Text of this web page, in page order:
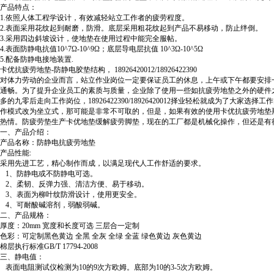
产品特点：
1.依照人体工程学设计，有效减轻站立工作者的疲劳程度。
2.表面采用花纹起到耐磨，防滑。底层采用粗花纹起到产品不易移动，防止绊倒。
3.采用四边斜坡设计，使地垫在使用过程中能完全服帖。
4.表面防静电抗值10^7Ω-10^9Ω；底层导电层抗值 10^3Ω-10^5Ω
5.配备防静电接地装置.
卡优抗疲劳地垫-防静电胶垫结构， 18926420012/18926422390
对体力劳动的企业而言，站立作业岗位一定要保证员工的休息，上午或下午都要安
通畅。为了提升企业员工的素质与质量，企业除了使用一些如抗疲劳地垫之外的硬
多的九零后走向工作岗位，18926422390/18926420012择业轻松就成为了大家选择
作模式改为坐立式，那可能是非常不可取的，但是，如果有效的使用卡优抗疲劳地
热情。防疲劳垫生产卡优地垫缓解疲劳脚垫，现在的工厂都是机械化操作，但还是
一、产品介绍：
产品名称：防静电抗疲劳地垫
产品性能:
采用先进工艺，精心制作而成，以满足现代人工作舒适的要求。
1、防静电或不防静电可选。
2、柔韧、反弹力强、清洁方便、易于移动。
3、表面为柳叶纹防滑设计，使用更安全。
4、可耐酸碱溶剂，弱酸弱碱。
二、产品规格：
厚度：20mm 宽度和长度可选 三层合一定制
色彩：可定制黑色黄边 全黑 全灰 全绿 全蓝 绿色黄边 灰色黄边
棉层执行标准GB/T 17794-2008
三、静电值：
表面电阻测试仪检测为10的9次方欧姆。底部为10的3-5次方欧姆。